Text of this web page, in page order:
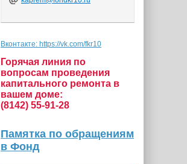
Вконтакте: https://vk.com/fkr10
Горячая линия по
вопросам проведения
капитального ремонта в
вашем доме:
(8142) 55-91-28
Памятка по обращениям
в Фонд